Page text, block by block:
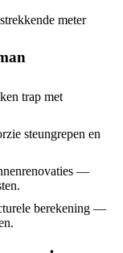
meter
trap met
steungrepen en
—
berekening —